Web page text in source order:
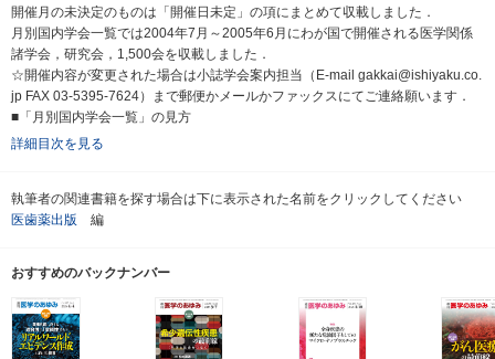
開催月の未決定のものは「開催日未定」の項にまとめて収載しました．
月別国内学会一覧では2004年7月～2005年6月にわが国で開催される医学関係
諸学会，研究会，1,500会を収載しました．
☆開催内容が変更された場合は小誌学会案内担当（E-mail gakkai@ishiyaku.co.
jp FAX 03-5395-7624）まで郵便かメールかファックスにてご連絡願います．
■「月別国内学会一覧」の見方
詳細目次を見る
執筆者の関連書籍を探す場合は下に表示された名前をクリックしてください
医歯薬出版 編
おすすめのバックナンバー